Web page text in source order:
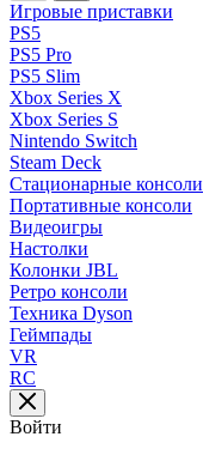
Игровые приставки
PS5
PS5 Pro
PS5 Slim
Xbox Series X
Xbox Series S
Nintendo Switch
Steam Deck
Стационарные консоли
Портативные консоли
Видеоигры
Настолки
Колонки JBL
Ретро консоли
Техника Dyson
Геймпады
VR
RC
Войти